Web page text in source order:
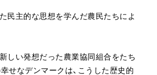
民主的な思想を学んだ農民たちによ
しい発想だった農業協同組合をたち
せなデンマークは、こうした歴史的